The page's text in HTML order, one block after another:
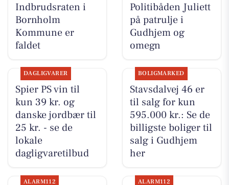
Indbrudsraten i
Bornholm
Kommune er
faldet
Politibåden Juliett
på patrulje i
Gudhjem og
omegn
DAGLIGVARER
Spier PS vin til
kun 39 kr. og
danske jordbær til
25 kr. - se de
lokale
dagligvaretilbud
BOLIGMARKED
Stavsdalvej 46 er
til salg for kun
595.000 kr.: Se de
billigste boliger til
salg i Gudhjem
her
ALARM112 ALARM112